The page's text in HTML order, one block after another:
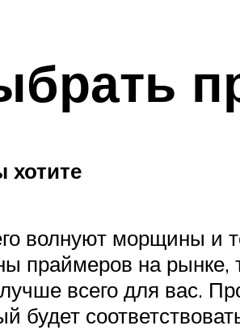
хотите
волнуют морщины и
праймеров на рынке,
всего для вас.
будет